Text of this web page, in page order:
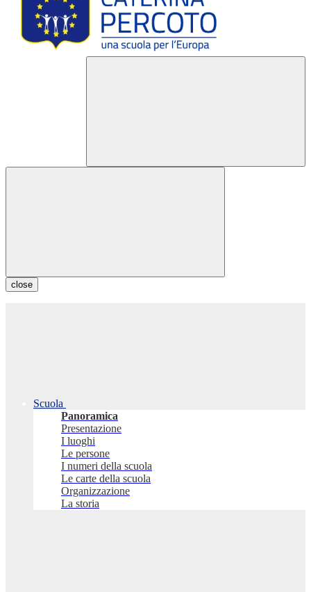
close
Scuola
Panoramica
Presentazione
I luoghi
Le persone
I numeri della scuola
Le carte della scuola
Organizzazione
La storia